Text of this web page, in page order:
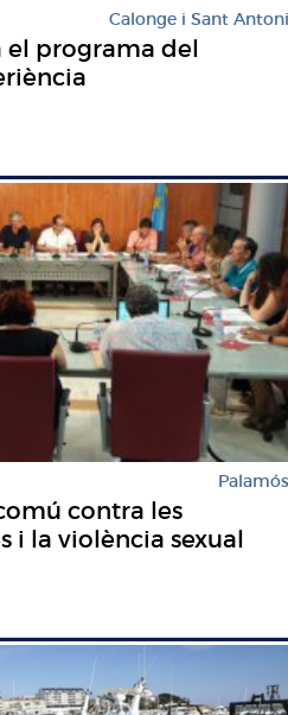
Calonge i Sant Antoni
el programa del
Palamós
contra les
i la violència sexual